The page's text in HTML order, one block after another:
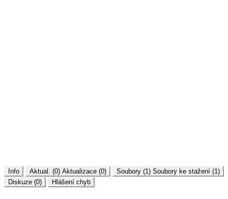
Info Aktual. (0) Aktualizace (0) Soubory (1) Soubory ke stažení (1)
Diskuze (0)
Hlášení chyb